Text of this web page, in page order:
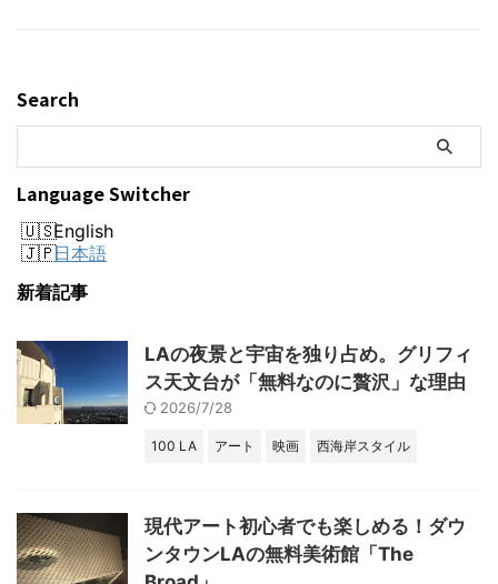
Search
Language Switcher
English
日本語
新着記事
LAの夜景と宇宙を独り占め。グリフィ
ス天文台が「無料なのに贅沢」な理由
2026/7/28
100 LA アート 映画 西海岸スタイル
現代アート初心者でも楽しめる！ダウ
ンタウンLAの無料美術館「The